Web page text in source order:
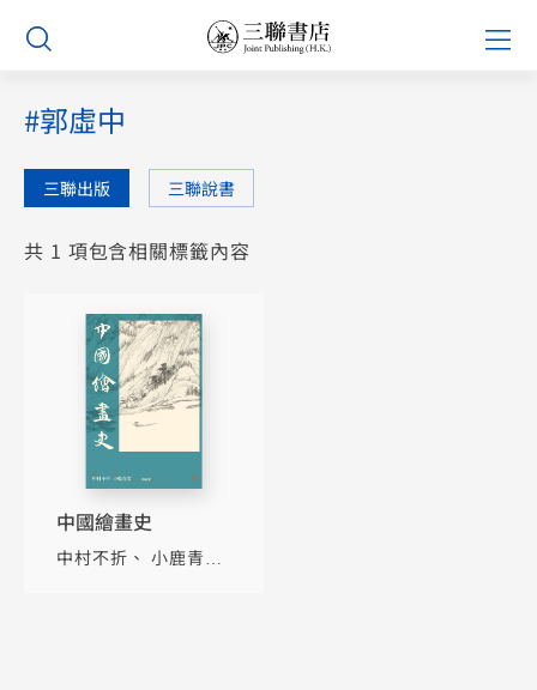
Skip
content
#郭虛中
三聯出版 三聯說書
共 1 項包含相關標籤內容
中國繪畫史
中村不折
小鹿青